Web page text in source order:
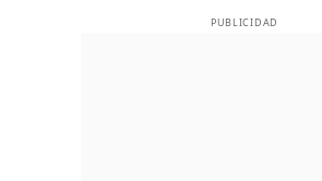
PUBLICIDAD